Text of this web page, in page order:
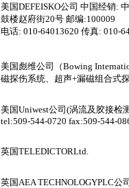
美国DEFEISKO公司 中国经销:
鼓楼赵府街20号 邮编:100009
电话: 010-64013620 传真: 010-
美国彪维公司 （Bowing
磁探伤系统、超声+漏磁组合式
美国Uniwest公司 (涡流及胶接检
tel:509-544-0720 fax:509-544-
英国TELEDICTORLtd.
英国AEA TECHNOLOGYPLC公